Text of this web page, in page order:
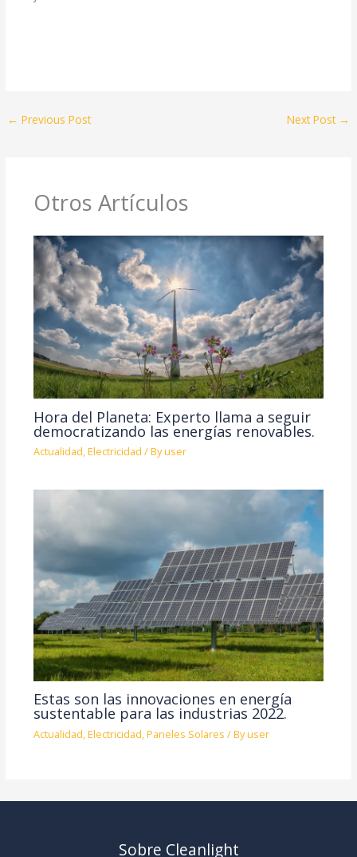
← Previous Post Next Post →
Otros Artículos
Hora del Planeta: Experto llama a seguir
democratizando las energías renovables.
Actualidad,Electricidad / Byuser
Estas son las innovaciones en energía
sustentable para las industrias 2022.
Actualidad,Electricidad,Paneles Solares / Byuser
Sobre Cleanlight